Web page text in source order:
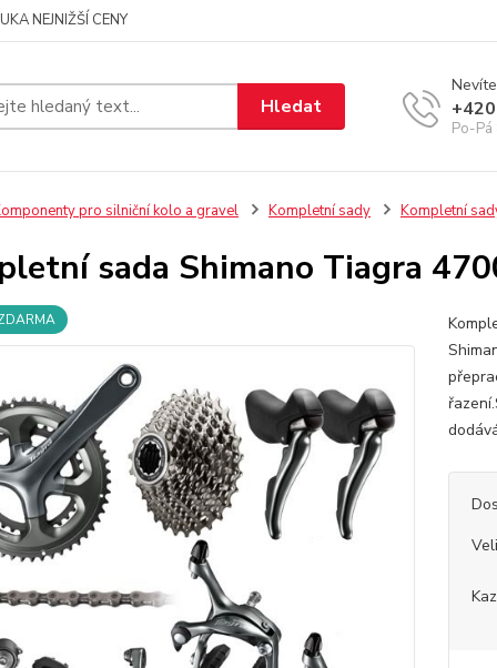
NEJNIŽŠÍ CENY
Hledat
Po-
pro silniční kolo a gravel Kompletní sady Kompletní
sada Shimano Tiagra